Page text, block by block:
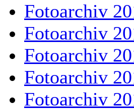
Fotoarchiv
Fotoarchiv
Fotoarchiv
Fotoarchiv
Fotoarchiv